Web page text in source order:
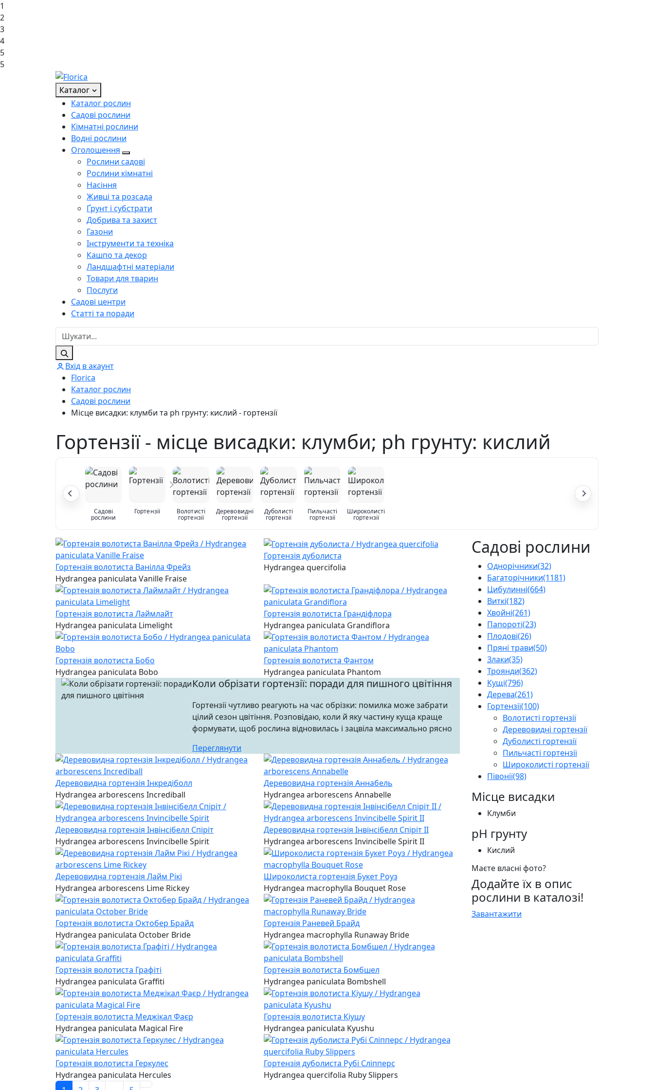
1
2
3
4
5
5
Каталог
Каталог рослин
Садові рослини
Кімнатні рослини
Водні рослини
Оголошення
Рослини садові
Рослини кімнатні
Насіння
Живці та розсада
Ґрунт і субстрати
Добрива та захист
Газони
Інструменти та техніка
Кашпо та декор
Ландшафтні матеріали
Товари для тварин
Послуги
Садові центри
Статті та поради
Вхід в акаунт
Florica
Каталог рослин
Садові рослини
Місце висадки: клумби та ph грунту: кислий - гортензії
Гортензії - місце висадки: клумби; ph грунту: кислий
Садові
рослини
Гортензії Волотисті
гортензії
Деревовидні
гортензії
Дуболисті
гортензії
Пильчасті
гортензії
Широколисті
гортензії
Гортензія волотиста Ванілла Фрейз
Hydrangea paniculata Vanille Fraise
Гортензія дуболиста
Hydrangea quercifolia
Гортензія волотиста Лаймлайт
Hydrangea paniculata Limelight
Гортензія волотиста Грандіфлора
Hydrangea paniculata Grandiflora
Гортензія волотиста Бобо
Hydrangea paniculata Bobo
Гортензія волотиста Фантом
Hydrangea paniculata Phantom
Коли обрізати гортензії: поради для пишного цвітіння
Гортензії чутливо реагують на час обрізки: помилка може забрати
цілий сезон цвітіння. Розповідаю, коли й яку частину куща краще
формувати, щоб рослина відновилась і зацвіла максимально рясно
Переглянути
Деревовидна гортензія Інкредіболл
Hydrangea arborescens Incrediball
Деревовидна гортензія Аннабель
Hydrangea arborescens Annabelle
Деревовидна гортензія Інвінсібелл Спіріт
Hydrangea arborescens Invincibelle Spirit
Деревовидна гортензія Інвінсібелл Спіріт II
Hydrangea arborescens Invincibelle Spirit II
Деревовидна гортензія Лайм Рікі
Hydrangea arborescens Lime Rickey
Широколиста гортензія Букет Роуз
Hydrangea macrophylla Bouquet Rose
Гортензія волотиста Октобер Брайд
Hydrangea paniculata October Bride
Гортензія Раневей Брайд
Hydrangea macrophylla Runaway Bride
Гортензія волотиста Графіті
Hydrangea paniculata Graffiti
Гортензія волотиста Бомбшел
Hydrangea paniculata Bombshell
Гортензія волотиста Меджікал Фаєр
Hydrangea paniculata Magical Fire
Гортензія волотиста Кіушу
Hydrangea paniculata Kyushu
Гортензія волотиста Геркулес
Hydrangea paniculata Hercules
Гортензія дуболиста Рубі Сліпперс
Hydrangea quercifolia Ruby Slippers
Садові рослини
Однорічники(32)
Багаторічники(1181)
Цибулинні(664)
Виткі(182)
Хвойні(261)
Папороті(23)
Плодові(26)
Пряні трави(50)
Злаки(35)
Троянди(362)
Кущі(796)
Дерева(261)
Гортензії(100)
Волотисті гортензії
Деревовидні гортензії
Дуболисті гортензії
Пильчасті гортензії
Широколисті гортензії
Півонії(98)
Місце висадки
Клумби
pH грунту
Кислий
Маєте власні фото?
Додайте їх в опис
рослини в каталозі!
Завантажити